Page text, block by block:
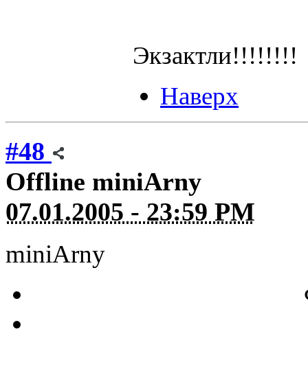
Экзактли!!!!!!!!
Наверх
#48
Offline miniArny
07.01.2005 - 23:59 PM
miniArny